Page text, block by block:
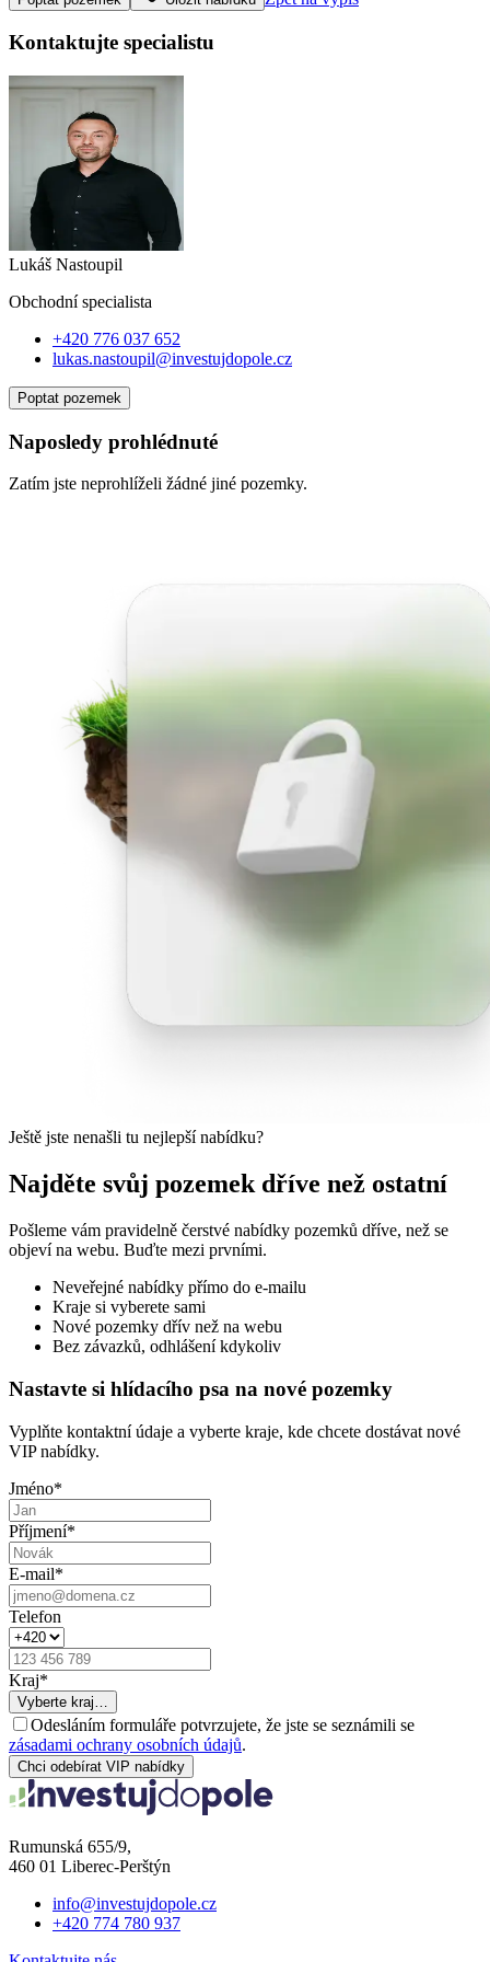
Kontaktujte specialistu
Lukáš Nastoupil
Obchodní specialista
+420 776 037 652
lukas.nastoupil@investujdopole.cz
Poptat pozemek
Naposledy prohlédnuté
Zatím jste neprohlíželi žádné jiné pozemky.
Ještě jste nenašli tu nejlepší nabídku?
Najděte svůj pozemek dříve než ostatní
Pošleme vám pravidelně čerstvé nabídky pozemků dříve, než se
objeví na webu. Buďte mezi prvními.
Neveřejné nabídky přímo do e-mailu
Kraje si vyberete sami
Nové pozemky dřív než na webu
Bez závazků, odhlášení kdykoliv
Nastavte si hlídacího psa na nové pozemky
Vyplňte kontaktní údaje a vyberte kraje, kde chcete dostávat nové
VIP nabídky.
Jméno*
Příjmení*
E-mail*
Telefon
Kraj*
Vyberte kraj…
Odesláním formuláře potvrzujete, že jste se seznámili se
zásadami ochrany osobních údajů.
Chci odebírat VIP nabídky
Rumunská 655/9,
460 01 Liberec-Perštýn
info@investujdopole.cz
+420 774 780 937